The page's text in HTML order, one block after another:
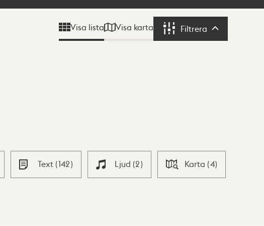
Visa lista Visa karta Filtrera Filtrera
Text (142) Ljud (2) Karta (4)